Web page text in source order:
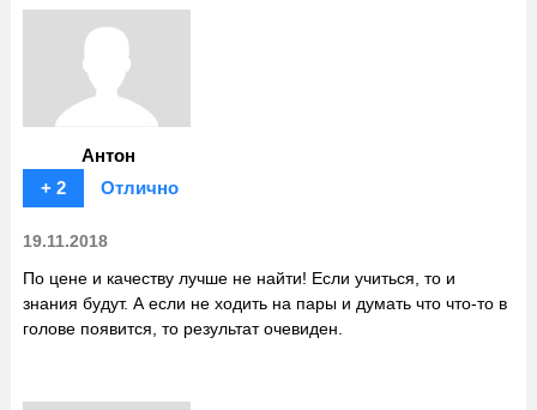
Антон
+ 2
Отлично
19.11.2018
По цене и качеству лучше не найти! Если учиться, то и
знания будут. А если не ходить на пары и думать что что-то в
голове появится, то результат очевиден.